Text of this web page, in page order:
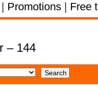
| Promotions | Free
– 144